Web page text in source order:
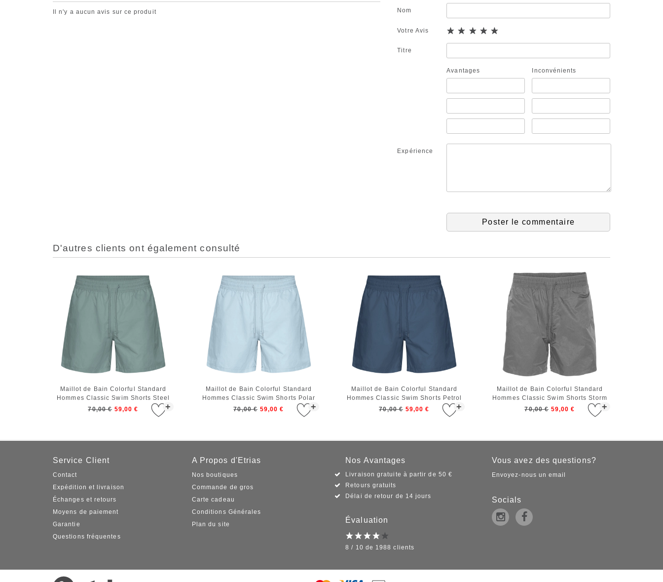
Il n'y a aucun avis sur ce produit Nom
Votre Avis
Titre
Avantages Inconvénients
Expérience
Poster le commentaire
D'autres clients ont également consulté
+
Maillot de Bain Colorful Standard
Hommes Classic Swim Shorts Steel
Blue
70,00 € 59,00 € +
Maillot de Bain Colorful Standard
Hommes Classic Swim Shorts Polar
Blue
70,00 € 59,00 € +
Maillot de Bain Colorful Standard
Hommes Classic Swim Shorts Petrol
Blue
70,00 € 59,00 € +
Maillot de Bain Colorful Standard
Hommes Classic Swim Shorts Storm
Grey
70,00 € 59,00 €
Service Client
Contact
Expédition et livraison
Échanges et retours
Moyens de paiement
Garantie
Questions fréquentes
A Propos d'Etrias
Nos boutiques
Commande de gros
Carte cadeau
Conditions Générales
Plan du site
Nos Avantages
Livraison gratuite à partir de 50 €
Retours gratuits
Délai de retour de 14 jours
Évaluation
8 / 10 de 1988 clients
Vous avez des questions?
Envoyez-nous un email
Socials